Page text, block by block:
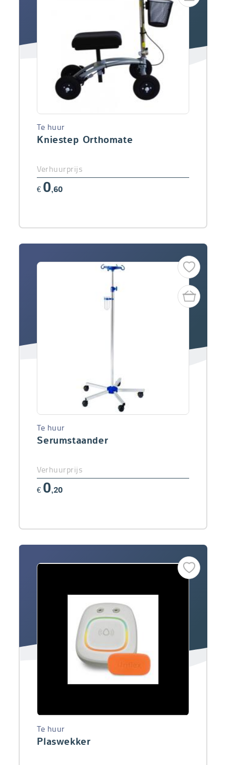
Kniestep Orthomate
Te huur
Verhuurprijs
€ 0,60
Serumstaander
Te huur
Verhuurprijs
€ 0,20
Plaswekker
Te huur